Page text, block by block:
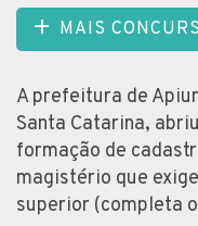
MAIS
A prefeitura de
Santa Catarina,
formação de
magistério que
superior (completa